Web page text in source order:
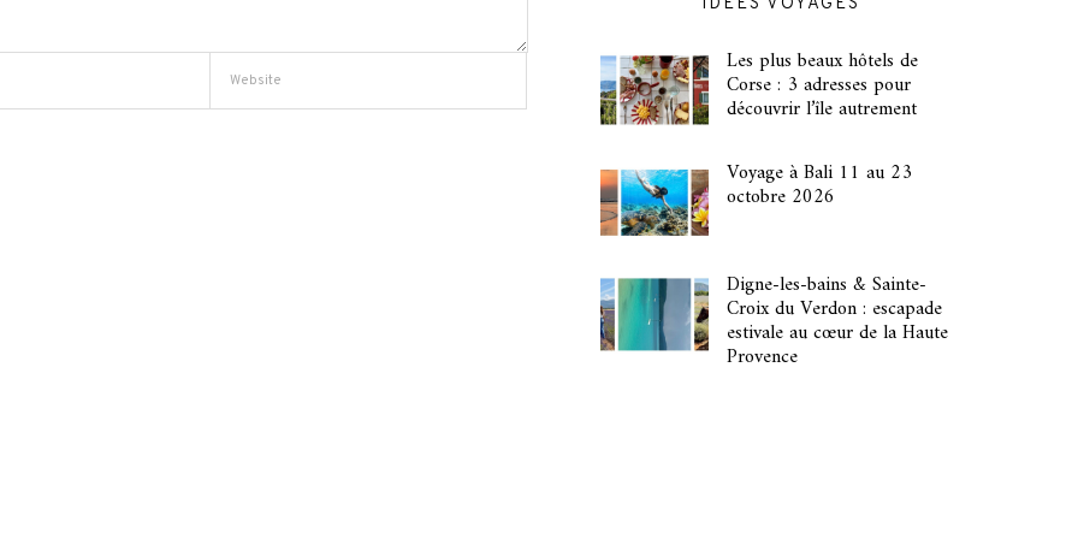
Les plus beaux hôtels de
Corse : 3 adresses pour
découvrir l’île autrement
Voyage à Bali 11 au 23
octobre 2026
Digne-les-bains & Sainte-
Croix du Verdon : escapade
estivale au cœur de la Haute
Provence